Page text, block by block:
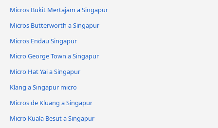
Micros Bukit Mertajam a Singapur
Micros Butterworth a Singapur
Micros Endau Singapur
Micro George Town a Singapur
Micro Hat Yai a Singapur
Klang a Singapur micro
Micros de Kluang a Singapur
Micro Kuala Besut a Singapur